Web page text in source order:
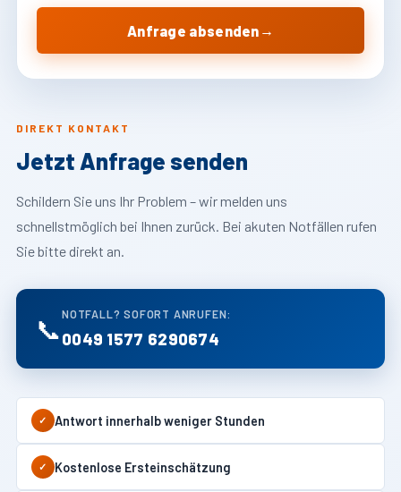
DIREKT KONTAKT
Jetzt Anfrage senden
Schildern Sie uns Ihr Problem – wir melden uns
schnellstmöglich bei Ihnen zurück. Bei akuten Notfällen rufen
Sie bitte direkt an.
📞 NOTFALL? SOFORT ANRUFEN:
0049 1577 6290674
✓ Antwort innerhalb weniger Stunden
✓ Kostenlose Ersteinschätzung
Anfrage absenden →